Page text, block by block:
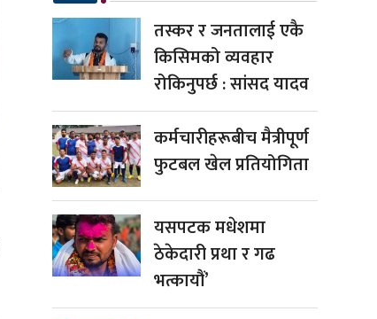
तस्कर र जनतालाई एकै
किसिमको व्यवहार
रोकिनुपर्छ : सांसद यादव
कर्मचारीहरूबीच मैत्रीपूर्ण
फुटबल खेल प्रतियोगिता
यसपटक मधेशमा
ठेकेदारी प्रथा र गढ
भत्कायौं’